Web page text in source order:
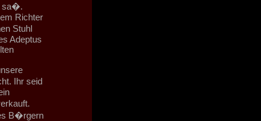
sa�.
Richter
Stuhl
Adeptus
Ihr seid
B�rgern